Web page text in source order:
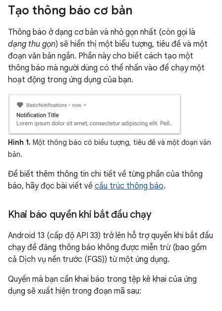
Tạo thông báo cơ bản
Thông báo ở dạng cơ bản và nhỏ gọn nhất (còn gọi là
dạng thu gọn) sẽ hiển thị một biểu tượng, tiêu đề và một
đoạn văn bản ngắn. Phần này cho biết cách tạo một
thông báo mà người dùng có thể nhấn vào để chạy một
hoạt động trong ứng dụng của bạn.
Hình 1. Một thông báo có biểu tượng, tiêu đề và một đoạn văn
bản.
Để biết thêm thông tin chi tiết về từng phần của thông
báo, hãy đọc bài viết về cấu trúc thông báo.
Khai báo quyền khi bắt đầu chạy
Android 13 (cấp độ API 33) trở lên hỗ trợ quyền khi bắt đầu
chạy để đăng thông báo không được miễn trừ (bao gồm
cả Dịch vụ nền trước (FGS)) từ một ứng dụng.
Quyền mà bạn cần khai báo trong tệp kê khai của ứng
dụng sẽ xuất hiện trong đoạn mã sau: